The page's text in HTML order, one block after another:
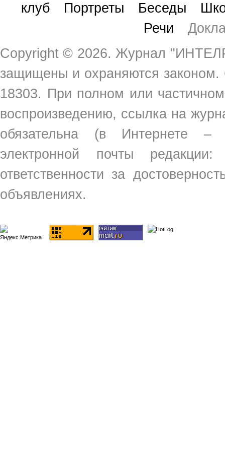
клуб
Портреты Беседы
Речи
Copyright © 2026. Журнал
защищены и охраняются
18303. При полном или
воспроизведению, ссылка на
обязательна (в Интернете
электронной почты
ответственности за
объявлениях.